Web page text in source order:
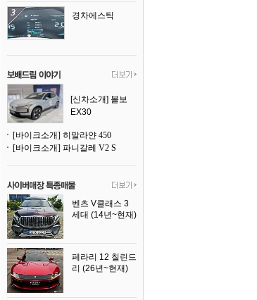
경차에스틱
[신차소개] 볼보
EX30
[바이크소개] 히말라얀 450
[바이크소개] 파니갈레 V2 S
벤츠 V클래스 3
세대 (14년~현재)
페라리 12 칠린드
리 (26년~현재)